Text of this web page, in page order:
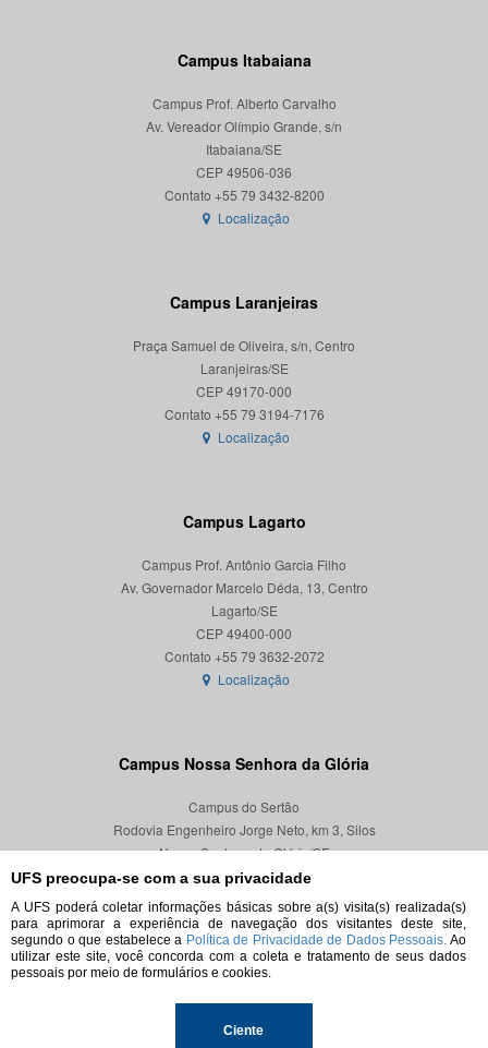
UFS preocupa-se com a sua privacidade
A UFS poderá coletar informações básicas sobre a(s) visita(s) realizada(s)
para aprimorar a experiência de navegação dos visitantes deste site,
segundo o que estabelece a Política de Privacidade de Dados Pessoais. Ao
utilizar este site, você concorda com a coleta e tratamento de seus dados
pessoais por meio de formulários e cookies.
Ciente
Campus Itabaiana
Campus Prof. Alberto Carvalho
Av. Vereador Olímpio Grande, s/n
Itabaiana/SE
CEP 49506-036
Localização
Campus Laranjeiras
Praça Samuel de Oliveira, s/n, Centro
Laranjeiras/SE
CEP 49170-000
Localização
Campus Lagarto
Campus Prof. Antônio Garcia Filho
Av. Governador Marcelo Déda, 13, Centro
Lagarto/SE
CEP 49400-000
Localização
Campus Nossa Senhora da Glória
Campus do Sertão
Rodovia Engenheiro Jorge Neto, km 3, Silos
Nossa Senhora da Glória/SE
CEP 49680-000
Localização
© 2026. Todos os direitos reservados.